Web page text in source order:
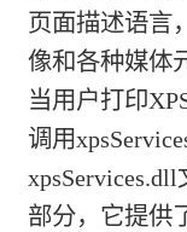
页面描述语言
像和各种媒体
当用户打印
调用
部分，它提供